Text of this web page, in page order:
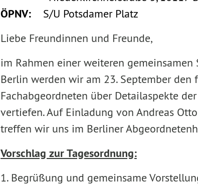
ÖPNV: S/U Potsdamer Platz
Liebe Freundinnen und Freunde,
im Rahmen einer weiteren gemeinsamen
Berlin werden wir am 23. September den
Fachabgeordneten über Detailaspekte der
vertiefen. Auf Einladung von Andreas
treffen wir uns im Berliner
Vorschlag zur Tagesordnung:
1. Begrüßung und gemeinsame